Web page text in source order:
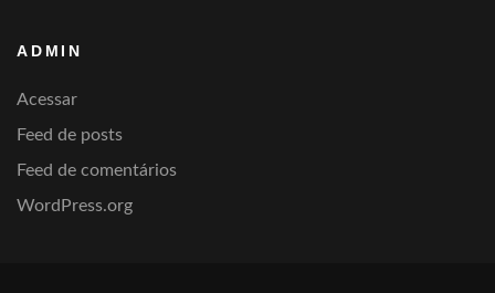
ADMIN
Acessar
Feed de posts
Feed de comentários
WordPress.org